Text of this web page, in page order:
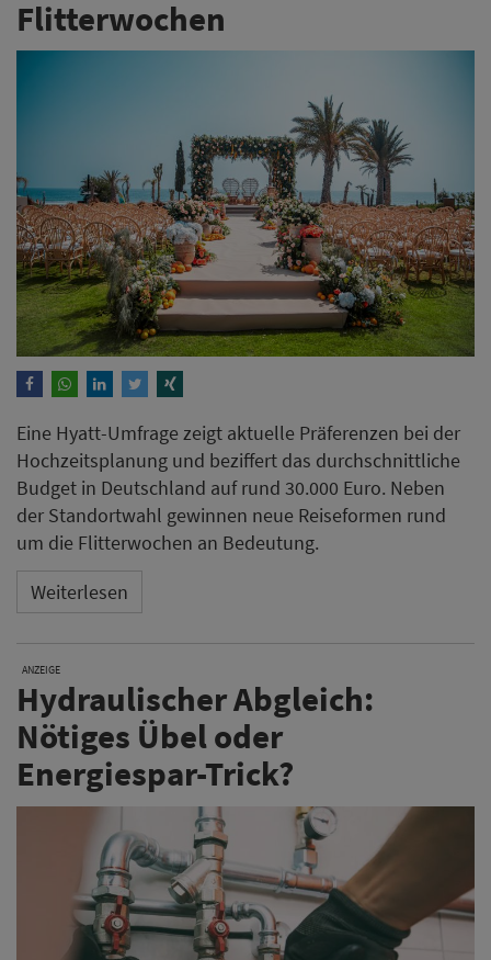
Flitterwochen
Eine Hyatt-Umfrage zeigt aktuelle Präferenzen bei der
Hochzeitsplanung und beziffert das durchschnittliche
Budget in Deutschland auf rund 30.000 Euro. Neben
der Standortwahl gewinnen neue Reiseformen rund
um die Flitterwochen an Bedeutung.
Weiterlesen
ANZEIGE
Hydraulischer Abgleich:
Nötiges Übel oder
Energiespar-Trick?